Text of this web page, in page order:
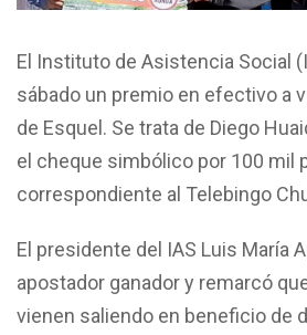
El Instituto de Asistencia Social
sábado un premio en efectivo a
de Esquel. Se trata de Diego
el cheque simbólico por 100 mil
correspondiente al Telebingo
El presidente del IAS Luis María
apostador ganador y remarcó
vienen saliendo en beneficio de